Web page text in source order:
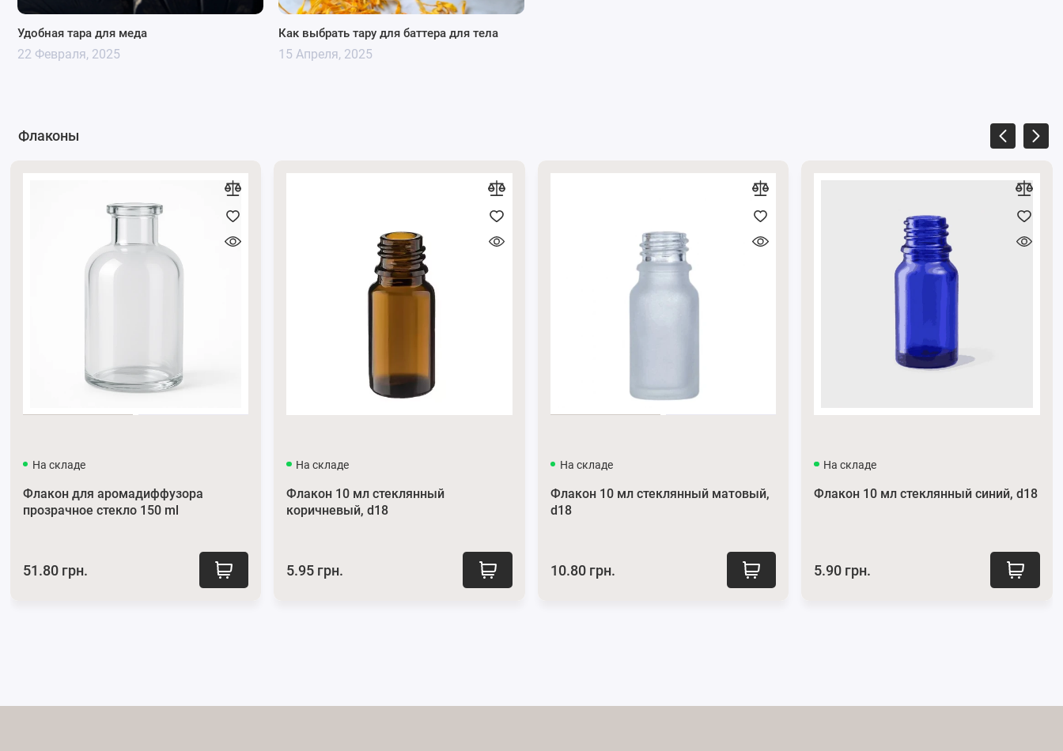
масла.
Удобный объем:
100 мл – такой размер обеспечивает удобство домашнего использования. Это позволяет
сохранять достаточное количество продукта для длительного использования без необходимости частой замены.
Вы можете ознакомиться с другими выгодными предложениями на нашем сайте – https://bottles.com.ua/
Удобно использовать стеклянные баночки для изготовления свечей. Объем 100 мл обеспечивает достаточно места для
создания свечи, что позволяет пользователям наслаждаться длительным горением обычно от 10 до 30 часов, в
зависимости от типа воска и используемых компонентов. Эти баночки легко декорированы, что позволяет создавать
уникальные и персонализированные свечи для подарков или личного использования.
За консультацией обращайтесь по телефону или пишите нам в мессенджеры
Instagram
Удобная тара для меда
22 Февраля, 2025
Как выбрать тару для баттера для тела
15 Апреля, 2025
Флаконы
На складе
Флакон для аромадиффузора
прозрачное стекло 150 ml
51.80 грн.
На складе
Флакон 10 мл стеклянный
коричневый, d18
5.95 грн.
На складе
Флакон 10 мл стеклянный матовый,
d18
10.80 грн.
На складе
Флакон 10 мл стеклянный синий, d18
5.90 грн.